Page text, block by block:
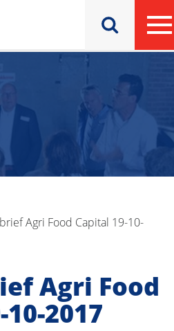
Agri Food Capital 19-10-
Agri Food
2017